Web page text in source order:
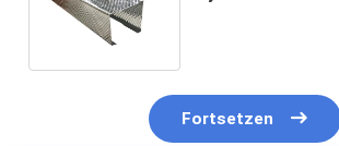
Fortsetzen